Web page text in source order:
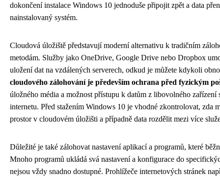
dokončení instalace Windows 10 jednoduše připojit zpět a data
nainstalovaný systém.
Cloudová úložiště představují moderní alternativu k tradičním
metodám. Služby jako OneDrive, Google Drive nebo Dropbox
uložení dat na vzdálených serverech, odkud je můžete kdykoli
cloudového zálohování je především ochrana před fyzickým
úložného média a možnost přístupu k datům z libovolného zařízení
internetu. Před stažením Windows 10 je vhodné zkontrolovat, zda
prostor v cloudovém úložišti a případně data rozdělit mezi více
Důležité je také zálohovat nastavení aplikací a programů, které
Mnoho programů ukládá svá nastavení a konfigurace do
nejsou vždy snadno dostupné. Prohlížeče internetových stránek